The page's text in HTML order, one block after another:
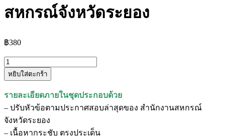
สหกรณ์จังหวัดระยอง
฿380
จำนวน
แนว
นิติกร
สำนักงาน
สหกรณ์
หยิบใส่ตะกร้า
รายละเอียดภายในชุดประกอบด้วย
– ปรับหัวข้อตามประกาศสอบล่าสุดของ สำนักงานสหกรณ์
จังหวัดระยอง
– เนื้อหากระชับ ตรงประเด็น